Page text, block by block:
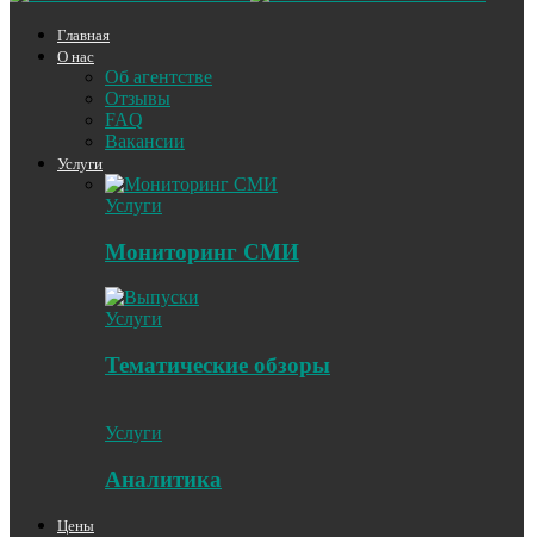
Главная
О нас
Об агентстве
Отзывы
FAQ
Вакансии
Услуги
Услуги
Мониторинг СМИ
Услуги
Тематические обзоры
Услуги
Аналитика
Цены